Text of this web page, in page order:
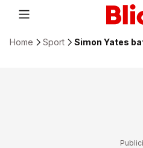
Home Sport Simon Yates